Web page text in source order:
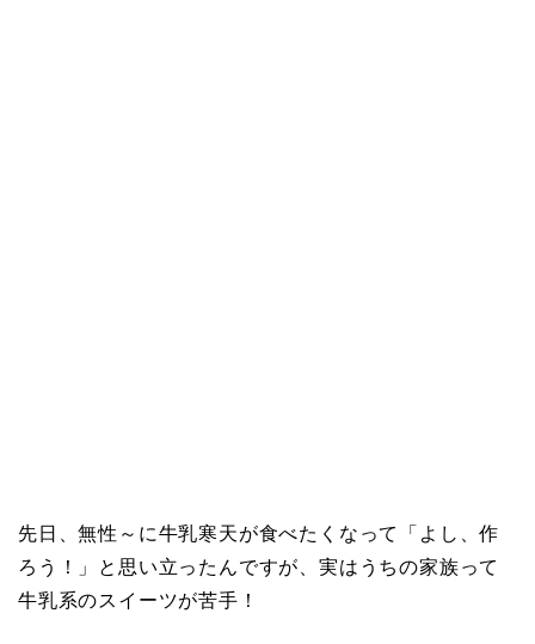
先日、無性～に牛乳寒天が食べたくなって「よし、作
ろう！」と思い立ったんですが、実はうちの家族って
牛乳系のスイーツが苦手！